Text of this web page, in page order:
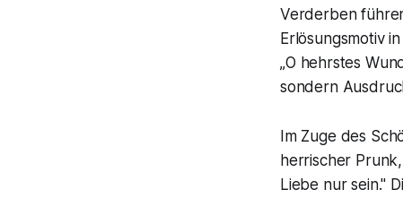
Verderben
Erlösungsmotiv
„O hehrstes
sondern
Im Zuge des
herrischer
Liebe nur sein."